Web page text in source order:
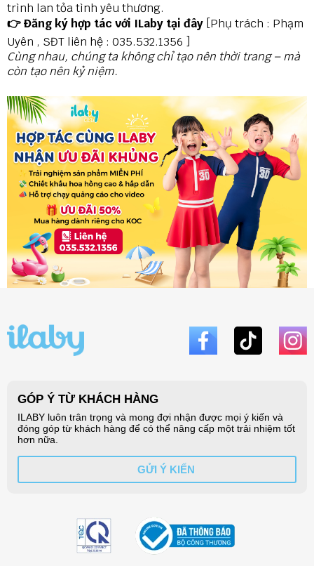
trình lan tỏa tình yêu thương.
👉Đăng ký hợp tác với ILaby tại đây [Phụ trách : Phạm
Uyên , SĐT liên hệ : 035.532.1356 ]
Cùng nhau, chúng ta không chỉ tạo nên thời trang – mà
còn tạo nên kỷ niệm.